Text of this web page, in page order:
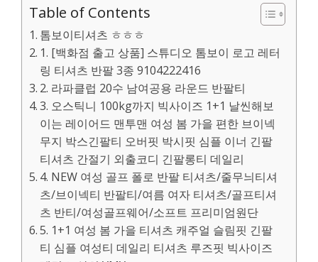
Table of Contents
톰보이티셔츠 ㅎㅎㅎ
1. [백화점 출고 상품] 스튜디오 톰보이 로고 레터
링 티셔츠 반팔 3종 9104222416
2. 라파클럽 20수 남여공용 라운드 반팔티
3. 오스틱니 100kg까지 빅사이즈 1+1 날씬해보
이는 레이어드 맨투맨 여성 봄 가을 편한 브이넥
무지 박스긴팔티 오버핏 박시핏 심플 이너 긴팔
티셔츠 간절기 외출코디 긴팔롱티 데일리
4. NEW 여성 골프 폴로 반팔 티셔츠/줄무늬티셔
츠/브이넥티 반팔티/여름 여자 티셔츠/골프티셔
츠 반티/여성골프웨어/소프트 프리미엄원단
5. 1+1 여성 봄 가을 티셔츠 캐주얼 슬림핏 긴팔
티 심플 여성티 데일리 티셔츠 루즈핏 빅사이즈